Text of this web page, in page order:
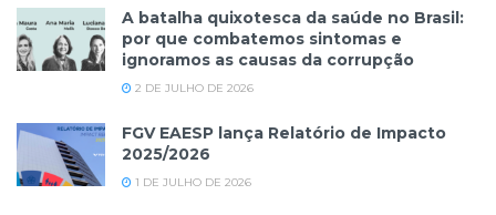
A batalha quixotesca da saúde no Brasil:
por que combatemos sintomas e
ignoramos as causas da corrupção
2 DE JULHO DE 2026
FGV EAESP lança Relatório de Impacto
2025/2026
1 DE JULHO DE 2026